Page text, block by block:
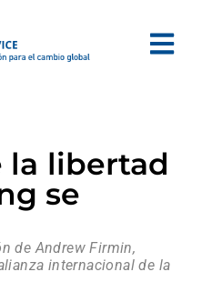
la libertad
se
de Andrew Firmin,
internacional de la